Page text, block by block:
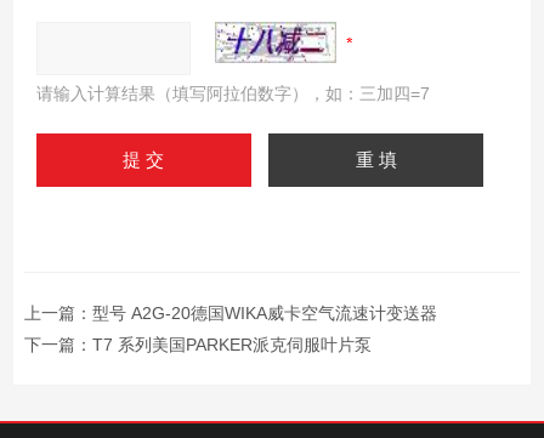
请输入计算结果（填写阿拉伯数字），如：三加四=7
上一篇： 型号 A2G-20德国WIKA威卡空气流速计变送器
下一篇： T7 系列美国PARKER派克伺服叶片泵